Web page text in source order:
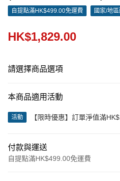
自提點滿HK$499.00免運費 國家/地
HK$1,829.00
請選擇商品選項
本商品適用活動
活動
【限時優惠】訂單淨值滿
付款與運送
自提點滿HK$499.00免運費